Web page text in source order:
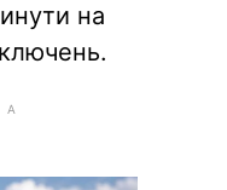
на